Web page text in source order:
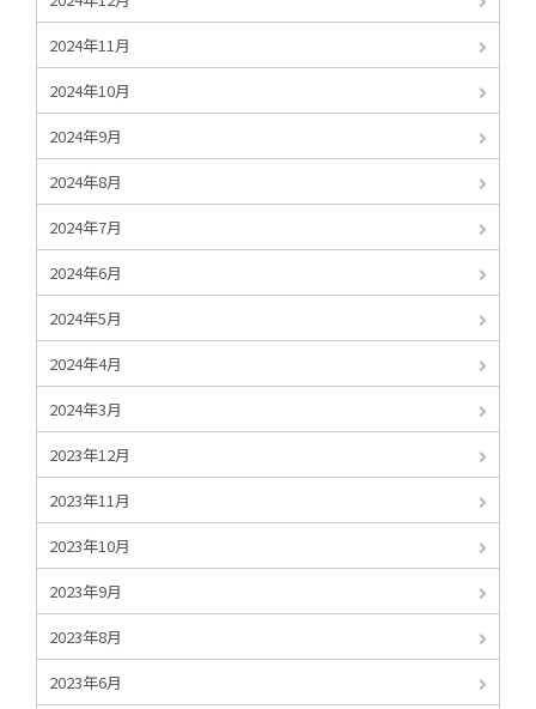
2024年11月
2024年10月
2024年9月
2024年8月
2024年7月
2024年6月
2024年5月
2024年4月
2024年3月
2023年12月
2023年11月
2023年10月
2023年9月
2023年8月
2023年6月